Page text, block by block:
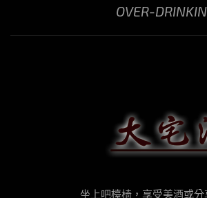
OVER-
坐上吧檯椅，享受美酒或